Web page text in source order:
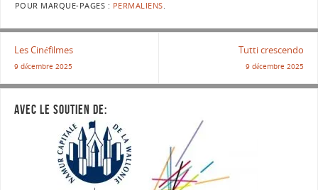
POUR MARQUE-PAGES : PERMALIENS.
Les Cinéfilmes
9 décembre 2025
Tutti crescendo
9 décembre 2025
AVEC LE SOUTIEN DE: